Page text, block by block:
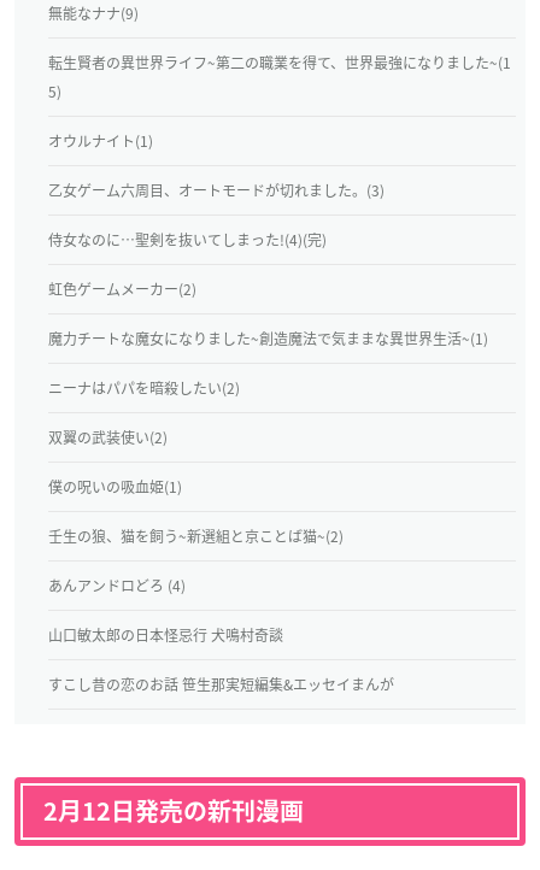
無能なナナ(9)
転生賢者の異世界ライフ~第二の職業を得て、世界最強になりました~(1
5)
オウルナイト(1)
乙女ゲーム六周目、オートモードが切れました。(3)
侍女なのに…聖剣を抜いてしまった!(4)(完)
虹色ゲームメーカー(2)
魔力チートな魔女になりました~創造魔法で気ままな異世界生活~(1)
ニーナはパパを暗殺したい(2)
双翼の武装使い(2)
僕の呪いの吸血姫(1)
壬生の狼、猫を飼う~新選組と京ことば猫~(2)
あんアンドロどろ (4)
山口敏太郎の日本怪忌行 犬鳴村奇談
すこし昔の恋のお話 笹生那実短編集&エッセイまんが
2月12日発売の新刊漫画